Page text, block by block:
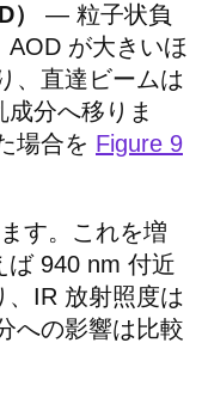
— 粒子状負
が大きいほ
、直達ビームは
分へ移りま
場合を Figure 9
す。これを増
ば 940 nm 付近
、IR 放射照度は
への影響は比較